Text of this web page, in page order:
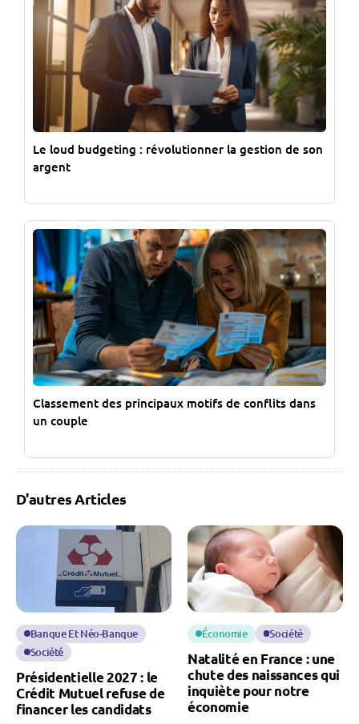
Le loud budgeting : révolutionner la gestion de son
argent
Classement des principaux motifs de conflits dans
un couple
D'autres Articles
Banque Et Néo-Banque
Société
Présidentielle 2027 : le
Crédit Mutuel refuse de
financer les candidats
Économie Société
Natalité en France : une
chute des naissances qui
inquiète pour notre
économie